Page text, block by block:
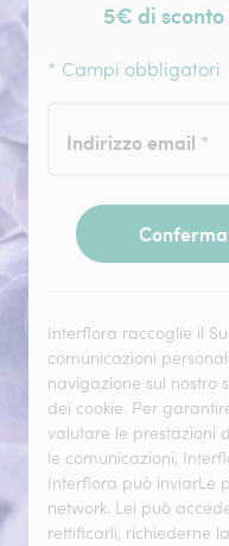
5€ di
* Campi obbligatori
Indirizzo email *
Interflora raccoglie il
comunicazioni
navigazione sul nostro
dei cookie. Per
valutare le prestazioni
le comunicazioni,
Interflora può inviarLe
network. Lei può
rettificarli, richiederne